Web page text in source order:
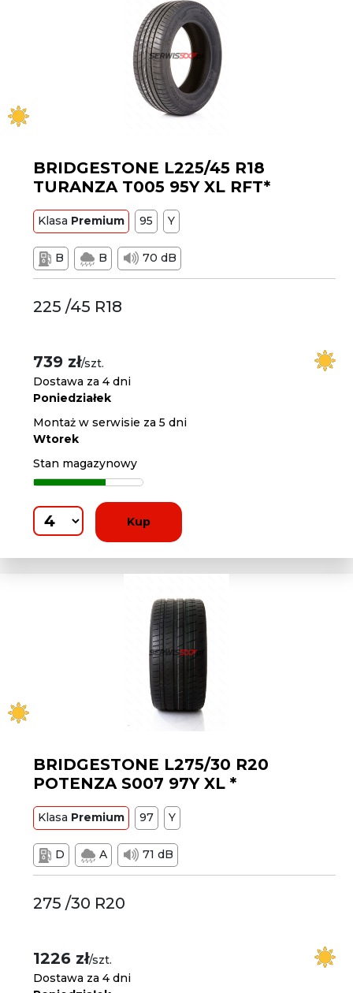
BRIDGESTONE L225/45 R18
TURANZA T005 95Y XL RFT*
Klasa Premium 95 Y
B B 70 dB
225 /45 R18
739 zł/szt.
Dostawa za 4 dni
Poniedziałek
Montaż w serwisie za 5 dni
Wtorek
Stan magazynowy
Kup
BRIDGESTONE L275/30 R20
POTENZA S007 97Y XL *
Klasa Premium 97 Y
D A 71 dB
275 /30 R20
1226 zł/szt.
Dostawa za 4 dni